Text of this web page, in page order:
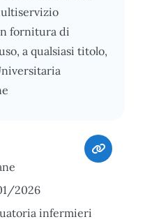
fornitura di
a qualsiasi titolo,
2026
infermieri